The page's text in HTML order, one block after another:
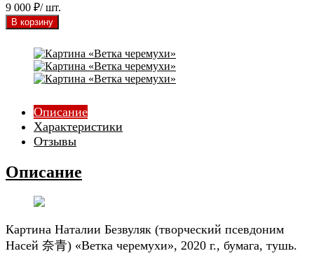
9 000 ₽/ шт.
Описание
Характеристики
Отзывы
Описание
Картина Наталии Безвуляк (творческий псевдоним
Насей 奈青) «Ветка черемухи», 2020 г., бумага, тушь.